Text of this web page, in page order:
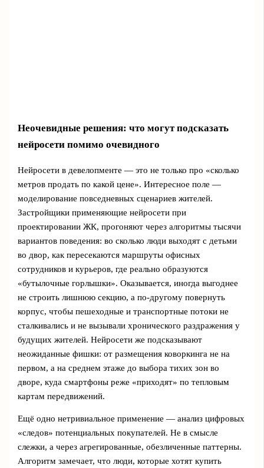
Неочевидные решения: что могут подсказать
нейросети помимо очевидного
Нейросети в девелопменте — это не только про «сколько
метров продать по какой цене». Интересное поле —
моделирование повседневных сценариев жителей.
Застройщики применяющие нейросети при
проектировании ЖК, прогоняют через алгоритмы тысячи
вариантов поведения: во сколько люди выходят с детьми
во двор, как пересекаются маршруты офисных
сотрудников и курьеров, где реально образуются
«бутылочные горлышки». Оказывается, иногда выгоднее
не строить лишнюю секцию, а по-другому повернуть
корпус, чтобы пешеходные и транспортные потоки не
сталкивались и не вызывали хронического раздражения у
будущих жителей. Нейросети же подсказывают
неожиданные фишки: от размещения коворкинга не на
первом, а на среднем этаже до выбора тихих зон во
дворе, куда смартфоны реже «приходят» по тепловым
картам передвижений.
Ещё одно нетривиальное применение — анализ цифровых
«следов» потенциальных покупателей. Не в смысле
слежки, а через агрегированные, обезличенные паттерны.
Алгоритм замечает, что люди, которые хотят купить